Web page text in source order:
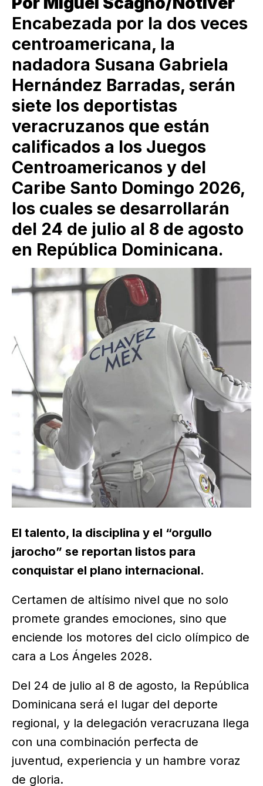
Encabezada por la dos veces
centroamericana, la
nadadora Susana Gabriela
Hernández Barradas, serán
siete los deportistas
veracruzanos que están
calificados a los Juegos
Centroamericanos y del
Caribe Santo Domingo 2026,
los cuales se desarrollarán
del 24 de julio al 8 de agosto
en República Dominicana.
El talento, la disciplina y el “orgullo
jarocho” se reportan listos para
conquistar el plano internacional.
Certamen de altísimo nivel que no solo
promete grandes emociones, sino que
enciende los motores del ciclo olímpico de
cara a Los Ángeles 2028.
Del 24 de julio al 8 de agosto, la República
Dominicana será el lugar del deporte
regional, y la delegación veracruzana llega
con una combinación perfecta de
juventud, experiencia y un hambre voraz
de gloria.